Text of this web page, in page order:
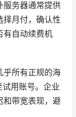
服务器通常提供
择月付，确认性
有自动续费机
乎所有正规的海
用账号。企业
和带宽表现，避